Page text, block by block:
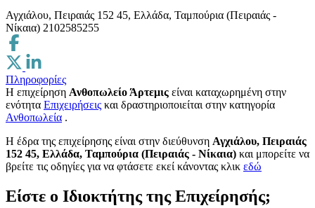
Αγχιάλου, Πειραιάς 152 45, Ελλάδα, Ταμπούρια (Πειραιάς -
Νίκαια) 2102585255
Πληροφορίες
Η επιχείρηση Ανθοπωλείο Άρτεμις είναι καταχωρημένη στην
ενότητα Επιχειρήσεις και δραστηριοποιείται στην κατηγορία
Ανθοπωλεία .
H έδρα της επιχείρησης είναι στην διεύθυνση Αγχιάλου, Πειραιάς
152 45, Ελλάδα, Ταμπούρια (Πειραιάς - Νίκαια) και μπορείτε να
βρείτε τις οδηγίες για να φτάσετε εκεί κάνοντας κλικ εδώ
Είστε ο Ιδιοκτήτης της Επιχείρησής;